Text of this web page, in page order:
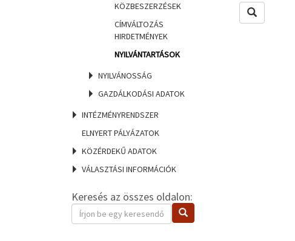
KÖZBESZERZÉSEK
CÍMVÁLTOZÁS
HIRDETMÉNYEK
NYILVÁNTARTÁSOK
NYILVÁNOSSÁG
GAZDÁLKODÁSI ADATOK
INTÉZMÉNYRENDSZER
ELNYERT PÁLYÁZATOK
KÖZÉRDEKŰ ADATOK
VÁLASZTÁSI INFORMÁCIÓK
Keresés az összes oldalon:
Keresendő
kifejezés
Keresés
Lekérdezés